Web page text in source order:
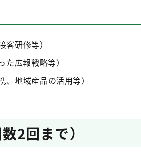
研修等）
広報戦略等）
地域産品の活用等）
2回まで）